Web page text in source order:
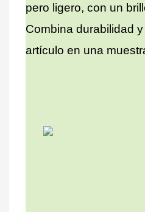
pero ligero, con un
Combina durabilidad
artículo en una